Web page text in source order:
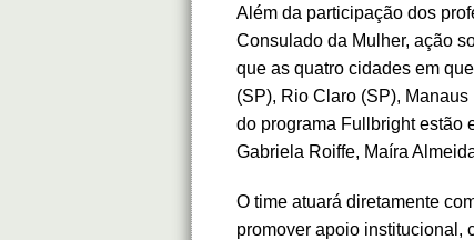
Além da participação dos
Consulado da Mulher, ação
que as quatro cidades em
(SP), Rio Claro (SP),
do programa Fullbright estão
Gabriela Roiffe, Maíra
O time atuará diretamente
promover apoio institucional,